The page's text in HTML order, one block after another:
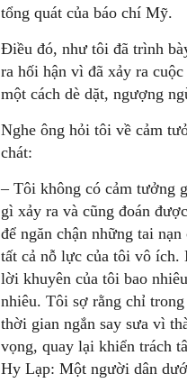
tổng quát của báo chí Mỹ.
Điều đó, như tôi đã trình
ra hối hận vì đã xảy ra
một cách dè dặt, ngượng
Nghe ông hỏi tôi về cảm
chát:
– Tôi không có cảm tưởng
gì xảy ra và cũng đoán
để ngăn chận những tai
tất cả nỗ lực của tôi vô ích.
lời khuyên của tôi bao
nhiêu. Tôi sợ rằng chỉ
thời gian ngắn say sưa vì
vọng, quay lại khiển trách
Hy Lạp: Một người dân